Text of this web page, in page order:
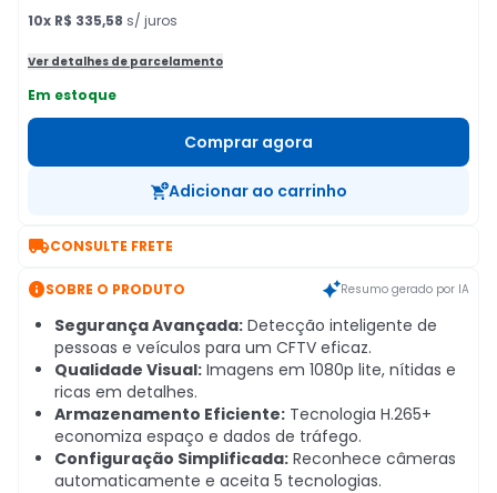
10x R$ 335,58 s/ juros
Ver detalhes de parcelamento
Em estoque
Comprar agora
Adicionar ao carrinho
CONSULTE FRETE
SOBRE O PRODUTO Resumo gerado por IA
Segurança Avançada: Detecção inteligente de
pessoas e veículos para um CFTV eficaz.
Qualidade Visual: Imagens em 1080p lite, nítidas e
ricas em detalhes.
Armazenamento Eficiente: Tecnologia H.265+
economiza espaço e dados de tráfego.
Configuração Simplificada: Reconhece câmeras
automaticamente e aceita 5 tecnologias.